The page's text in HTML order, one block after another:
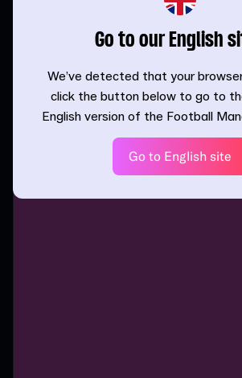
Go to our English
We’ve detected that your
click the button below to go to
English version of the Football
Go to English site